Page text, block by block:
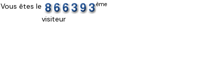
Vous êtes le ème
visiteur